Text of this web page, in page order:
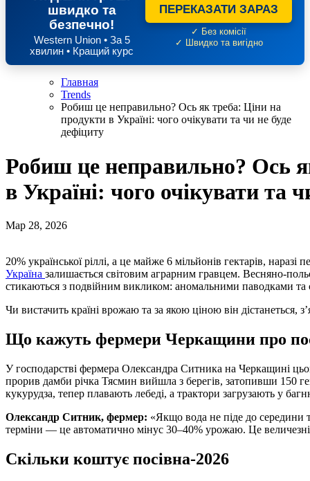
швидко та
безпечно!
Western Union • За 5
хвилин • Кращий курс
ПЕРЕКАЗАТИ ЗАРАЗ
✓ Без комісії
✓ Швидко та вигідно
Главная
Trends
Робиш це неправильно? Ось як треба: Ціни на
продукти в Україні: чого очікувати та чи не буде
дефіциту
Робиш це неправильно? Ось
в Україні: чого очікувати та
Мар 28, 2026
20% української ріллі, а це майже 6 мільйонів гектарів,
Україна залишається світовим аграрним гравцем. Весняно-
стикаються з подвійним викликом: аномальними паводками та
Чи вистачить країні врожаю та за якою ціною він
Що кажуть фермери Черкащини про
У господарстві фермера Олександра Ситника на Черкащині
прорив дамби річка Тясмин вийшла з берегів, затопивши 150
кукурудза, тепер плавають лебеді, а трактори загрузають у
Олександр Ситник, фермер: «Якщо вода не піде до середини
терміни — це автоматично мінус 30–40% урожаю. Це
Скільки коштує посівна-2026